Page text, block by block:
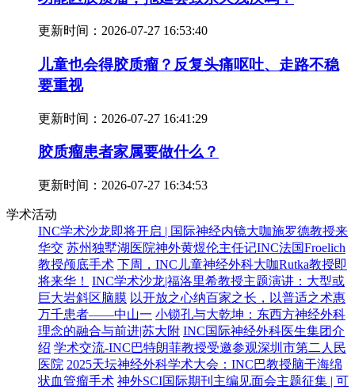
更新时间： 2026-07-27 16:53:40
儿童也会得胶质瘤？反复头痛呕吐、走路不稳
要重视
更新时间： 2026-07-27 16:41:29
胶质瘤患者家属要做什么？
更新时间： 2026-07-27 16:34:53
学术活动
INC学术沙龙即将开启 | 国际神经内镜大咖施罗德教授来
华交 苏州独墅湖医院神外黄煜伦主任记INC法国Froelich
教授颅底手术 下周，INC儿童神经外科大咖Rutka教授即
将来华！
INC学术沙龙|福洛里希教授主题演讲：大型或
巨大岩斜区脑膜 以开放之心纳百家之长，以普适之术惠
万千患者——中山一 小锁孔与大乾坤：东西方神经外科
理念的融合与前进|苏大附 INC国际神经外科医生集团介
绍 学术交流-INC巴特朗菲教授受邀参观深圳市第二人民
医院 2025天坛神经外科学术大会：INC巴教授脑干海绵
状血管瘤手术 神外SCI国际期刊主编见面会主题征集 | 可